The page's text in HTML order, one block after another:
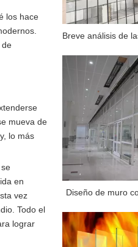
los hace
de
mueva de
lo más
en
vez
Todo el
lograr
Diseño de muro